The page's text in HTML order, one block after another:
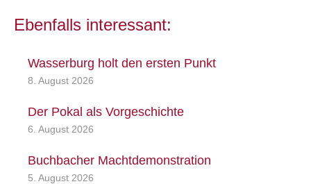
Ebenfalls interessant:
Wasserburg holt den ersten Punkt
8. August 2026
Der Pokal als Vorgeschichte
6. August 2026
Buchbacher Machtdemonstration
5. August 2026